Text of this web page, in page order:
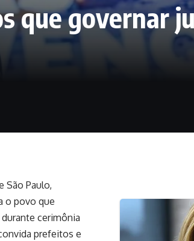
que governar
São Paulo,
o povo que
cerimônia
prefeitos e